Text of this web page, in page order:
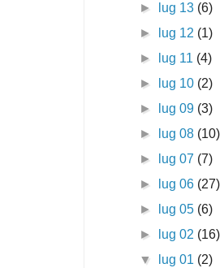
►
lug 13 (6)
►
lug 12 (1)
►
lug 11 (4)
►
lug 10 (2)
►
lug 09 (3)
►
lug 08 (10)
►
lug 07 (7)
►
lug 06 (27)
►
lug 05 (6)
►
lug 02 (16)
▼
lug 01 (2)